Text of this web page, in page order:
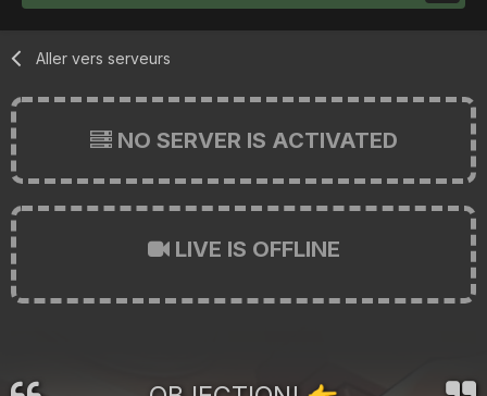
Aller vers serveurs
NO SERVER IS ACTIVATED
LIVE IS OFFLINE